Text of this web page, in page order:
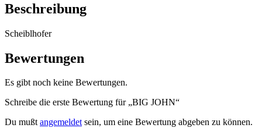
Beschreibung
Scheiblhofer
Bewertungen
Es gibt noch keine Bewertungen.
Schreibe die erste Bewertung für „BIG JOHN“
Du mußtangemeldetsein, um eine Bewertung abgeben zu können.